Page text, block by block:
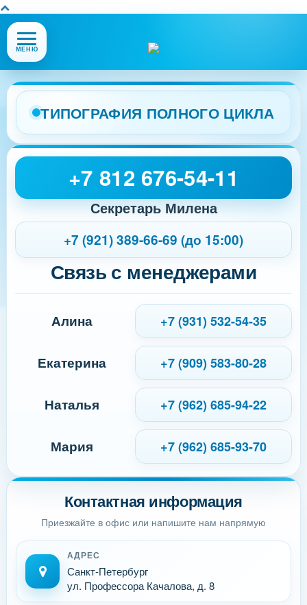
Открыть
или
меню
сайта
МЕНЮ
ТИПОГРАФИЯ ПОЛНОГО ЦИКЛА
Контактная информация
Приезжайте в офис или напишите нам напрямую
АДРЕС
Санкт-Петербург
ул. Профессора Качалова, д. 8
+7 812 676-54-11
Секретарь Милена
+7 (921) 389-66-69 (до 15:00)
Связь с менеджерами
Алина +7 (931) 532-54-35
Екатерина +7 (909) 583-80-28
Наталья +7 (962) 685-94-22
Мария +7 (962) 685-93-70